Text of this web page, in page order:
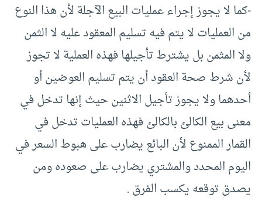
-كما لا يجوز إجراء عمليات البيع الآجلة لأن هذا النوع
من العمليات لا يتم فيه تسليم المعقود عليه لا الثمن
ولا المثمن بل يشترط تأجيلها فهذه العملية لا تجوز
لأن شرط صحة العقود أن يتم تسليم العوضين أو
أحدهما ولا يجوز تأجيل الاثنين حيث إنها تدخل في
معنى بيع الكالئ بالكالئ فهذه العمليات تدخل في
القمار الممنوع لأن البائع يضارب على هبوط السعر في
اليوم المحدد والمشتري يضارب على صعوده ومن
يصدق توقعه يكسب الفرق .